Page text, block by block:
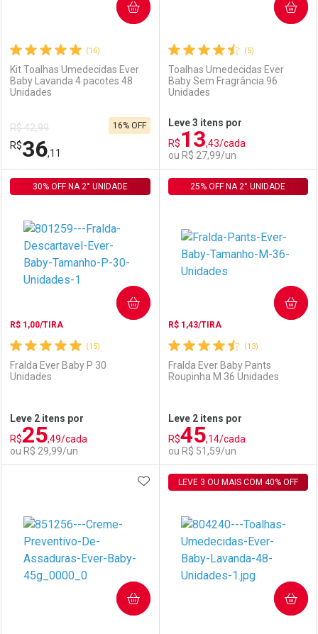
Comprar sem Desconto
Por R$ 242,70/cada
Comprar sem Desconto
Por R$ 242,70/cada
Comprar sem Desconto
Por R$ 23,93/cada
Comprar sem Desconto
Por R$ 23,93/cada
(16)
Kit Toalhas Umedecidas Ever
Baby Lavanda 4 pacotes 48
Unidades
R$ 42,99
R$36,11
16% OFF
COMPRAR
FECHAR
Laboratório
Comprar sem Desconto
Por R$ 36,11/cada
FECHAR
Por Menos
Comprar sem Desconto
Por R$ 36,11/cada
(5)
Toalhas Umedecidas Ever
Baby Sem Fragrância 96
Unidades
Leve 3 itens por
R$13,43/cada
ou R$ 27,99/un
COMPRAR
Laboratório
Comprar sem Desconto
Por R$ 27,99/cada
Por Menos
Comprar sem Desconto
Por R$ 27,99/cada
(15)
R$ 1,00/TIRA
Fralda Ever Baby P 30
Unidades
30% OFF NA 2° UNIDADE
Leve 2 itens por
R$25,49/cada
ou R$ 29,99/un
COMPRAR
FECHAR
Laboratório
FECHAR
Por Menos
(13)
R$ 1,43/TIRA
Fralda Ever Baby Pants
Roupinha M 36 Unidades
25% OFF NA 2° UNIDADE
Leve 2 itens por
R$45,14/cada
ou R$ 51,59/un
COMPRAR
Laboratório
Por Menos
ADICIONAR AOS FAVORITOS
COMPRAR
LEVE 3 OU MAIS COM 40% OFF
COMPRAR